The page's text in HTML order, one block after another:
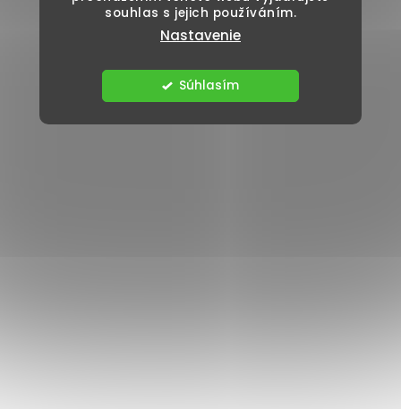
souhlas s jejich používáním.
Nastavenie
Súhlasím